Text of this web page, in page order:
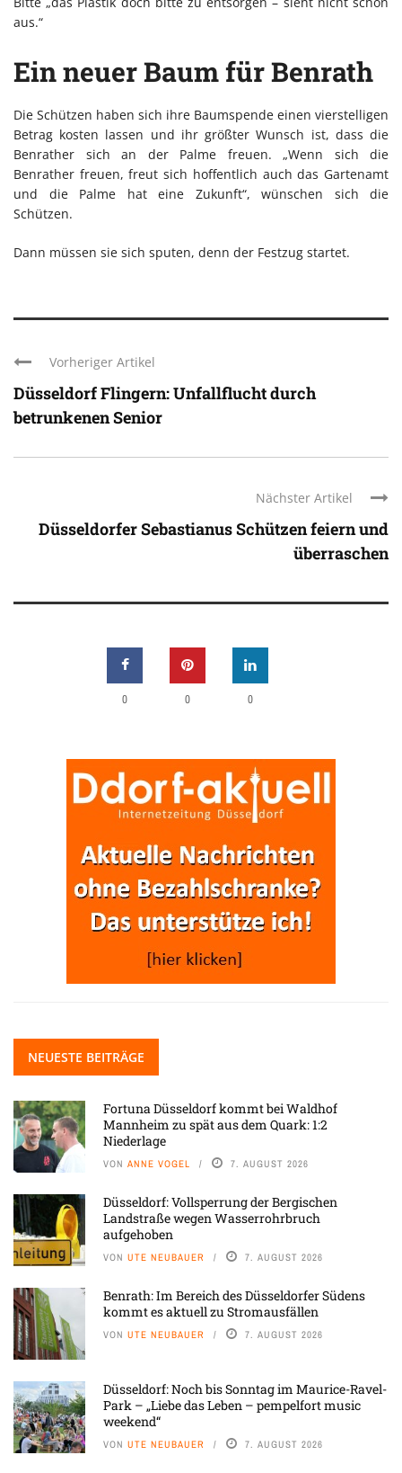
aus.“
Ein neuer Baum für Benrath
Die Schützen haben sich ihre Baumspende einen vierstelligen
Betrag kosten lassen und ihr größter Wunsch ist, dass die
Benrather sich an der Palme freuen. „Wenn sich die
Benrather freuen, freut sich hoffentlich auch das Gartenamt
und die Palme hat eine Zukunft“, wünschen sich die
Schützen.
Dann müssen sie sich sputen, denn der Festzug startet.
Vorheriger Artikel
Düsseldorf Flingern: Unfallflucht durch
betrunkenen Senior
Nächster Artikel
Düsseldorfer Sebastianus Schützen feiern und
überraschen
0 0 0
NEUESTE BEITRÄGE
Fortuna Düsseldorf kommt bei Waldhof
Mannheim zu spät aus dem Quark: 1:2
Niederlage
VON ANNE VOGEL 7. AUGUST 2026
Düsseldorf: Vollsperrung der Bergischen
Landstraße wegen Wasserrohrbruch
aufgehoben
VON UTE NEUBAUER 7. AUGUST 2026
Benrath: Im Bereich des Düsseldorfer Südens
kommt es aktuell zu Stromausfällen
VON UTE NEUBAUER 7. AUGUST 2026
Düsseldorf: Noch bis Sonntag im Maurice-Ravel-
Park – „Liebe das Leben – pempelfort music
weekend“
VON UTE NEUBAUER 7. AUGUST 2026